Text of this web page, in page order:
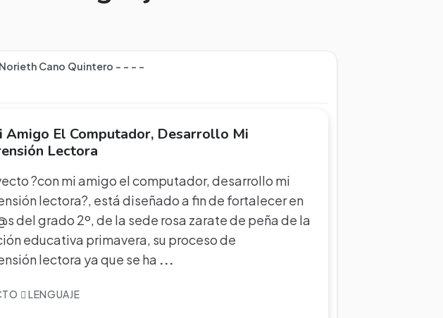
Cano Quintero - - - -
Amigo El Computador, Desarrollo Mi
Lectora
?con mi amigo el computador, desarrollo mi
lectora?, está diseñado a fin de fortalecer en
del grado 2º, de la sede rosa zarate de peña de la
educativa primavera, su proceso de
lectora ya que se ha ...
LENGUAJE